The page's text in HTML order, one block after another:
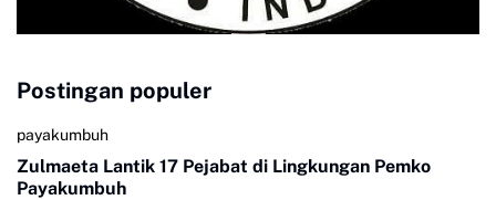
Postingan populer
payakumbuh
Zulmaeta Lantik 17 Pejabat di Lingkungan Pemko
Payakumbuh